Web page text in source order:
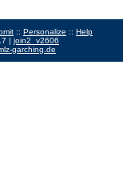
:: Personalize :: Help
| join2_v2606
garching.de